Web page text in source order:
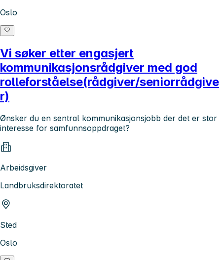
Oslo
Vi søker etter engasjert
kommunikasjonsrådgiver med god
rolleforståelse(rådgiver/seniorrådgive
r)
Ønsker du en sentral kommunikasjonsjobb der det er stor
interesse for samfunnsoppdraget?
Arbeidsgiver
Landbruksdirektoratet
Sted
Oslo